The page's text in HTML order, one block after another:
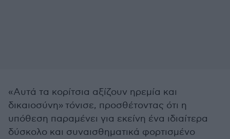
«Αυτά τα κορίτσια αξίζουν ηρεμία και
δικαιοσύνη» τόνισε, προσθέτοντας ότι η
υπόθεση παραμένει για εκείνη ένα ιδιαίτερα
δύσκολο και συναισθηματικά φορτισμένο